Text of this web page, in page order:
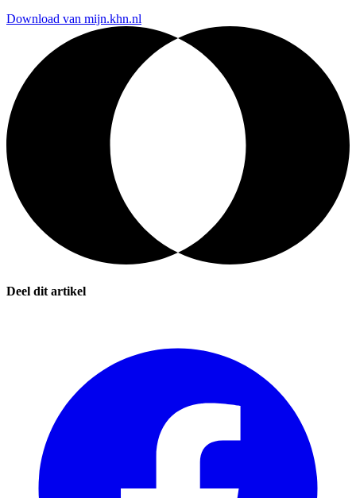
Download van mijn.khn.nl
Deel dit artikel